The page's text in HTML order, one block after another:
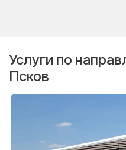
Услуги по
Псков